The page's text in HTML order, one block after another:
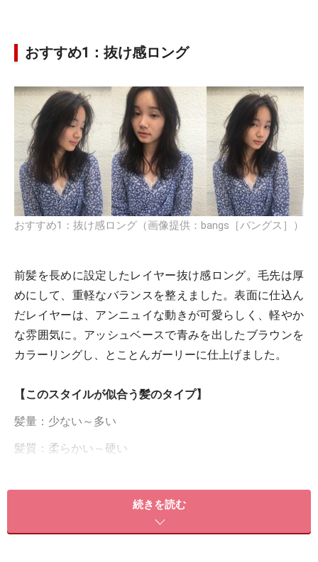
おすすめ1：抜け感ロング
おすすめ1：抜け感ロング（画像提供：bangs［バングス］）
前髪を長めに設定したレイヤー抜け感ロング。毛先は厚
めにして、重軽なバランスを整えました。表面に仕込ん
だレイヤーは、アンニュイな動きが可愛らしく、軽やか
な雰囲気に。アッシュベースで青みを出したブラウンを
カラーリングし、とことんガーリーに仕上げました。
【このスタイルが似合う髪のタイプ】
髪量：少ない～多い
髪質：柔らかい～硬い
続きを読む